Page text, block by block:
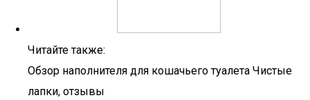
Читайте также:
Обзор наполнителя для кошачьего туалета Чистые
лапки, отзывы